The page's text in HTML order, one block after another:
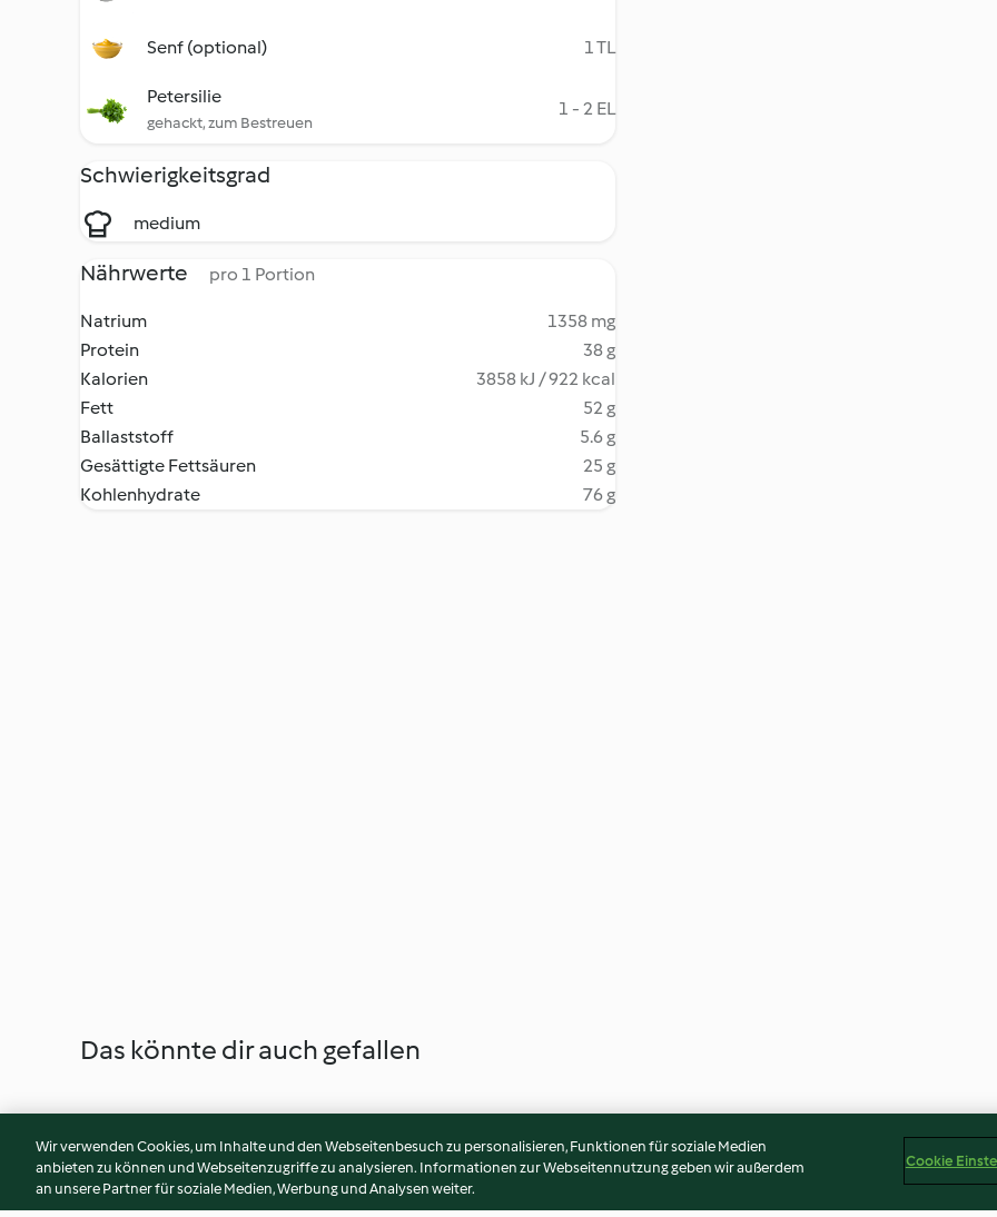
Senf (optional) 1 TL
Petersilie
gehackt, zum Bestreuen
1 - 2 EL
Schwierigkeitsgrad
medium
Nährwerte pro 1 Portion
Natrium
1358 mg
Protein
38 g
Kalorien
3858 kJ / 922 kcal
Fett
52 g
Ballaststoff
5.6 g
Gesättigte Fettsäuren
25 g
Kohlenhydrate
76 g
Das könnte dir auch gefallen
Wir verwenden Cookies, um Inhalte und den Webseitenbesuch zu personalisieren, Funktionen für soziale Medien
anbieten zu können und Webseitenzugriffe zu analysieren. Informationen zur Webseitennutzung geben wir außerdem
an unsere Partner für soziale Medien, Werbung und Analysen weiter.
Cookie